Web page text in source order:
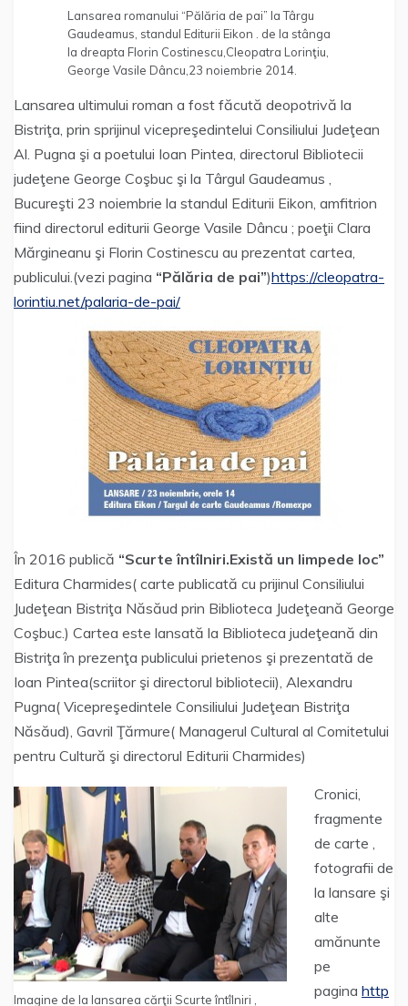
Lansarea romanului “Pălăria de pai” la Târgu
Gaudeamus, standul Editurii Eikon . de la stânga
la dreapta Florin Costinescu,Cleopatra Lorinţiu,
George Vasile Dâncu,23 noiembrie 2014.
Lansarea ultimului roman a fost făcută deopotrivă la
Bistriţa, prin sprijinul vicepreşedintelui Consiliului Judeţean
Al. Pugna şi a poetului Ioan Pintea, directorul Bibliotecii
judeţene George Coşbuc şi la Târgul Gaudeamus ,
Bucureşti 23 noiembrie la standul Editurii Eikon, amfitrion
fiind directorul editurii George Vasile Dâncu ; poeţii Clara
Mărgineanu şi Florin Costinescu au prezentat cartea,
publicului.(vezi pagina “Pălăria de pai”)https://cleopatra-
lorintiu.net/palaria-de-pai/
În 2016 publică “Scurte întîlniri.Există un limpede loc”
Editura Charmides( carte publicată cu prijinul Consiliului
Judeţean Bistriţa Năsăud prin Biblioteca Judeţeană George
Coşbuc.) Cartea este lansată la Biblioteca judeţeană din
Bistriţa în prezenţa publicului prietenos şi prezentată de
Ioan Pintea(scriitor şi directorul bibliotecii), Alexandru
Pugna( Vicepreşedintele Consiliului Judeţean Bistriţa
Năsăud), Gavril Ţărmure( Managerul Cultural al Comitetului
pentru Cultură şi directorul Editurii Charmides)
Imagine de la lansarea cărţii Scurte întîlniri ,
Cronici,
fragmente
de carte ,
fotografii de
la lansare şi
alte
amănunte
pe
pagina http